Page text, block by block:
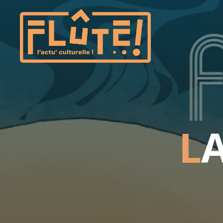
L